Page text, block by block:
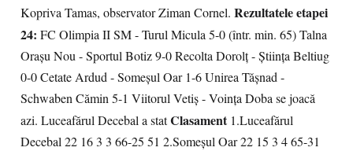
Kopriva Tamas, observator Ziman Cornel. Rezultatele etapei
24: FC Olimpia II SM - Turul Micula 5-0 (într. min. 65) Talna
Orașu Nou - Sportul Botiz 9-0 Recolta Dorolț - Ştiinţa Beltiug
0-0 Cetate Ardud - Someşul Oar 1-6 Unirea Tășnad -
Schwaben Cămin 5-1 Viitorul Vetiș - Voinţa Doba se joacă
azi. Luceafărul Decebal a statClasament1.Luceafărul
Decebal 22 16 3 3 66-25 51 2.Someşul Oar 22 15 3 4 65-31